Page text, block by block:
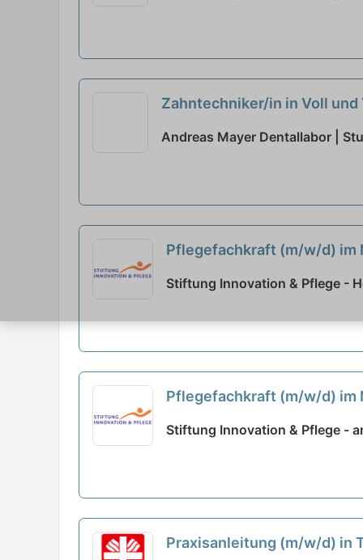
Zahntechniker/in in Voll und
Andreas Mayer Dentallabor |
Pflegefachkraft (m/w/d) im
Stiftung Innovation & Pflege -
Pflegefachkraft (m/w/d) im
Stiftung Innovation & Pflege -
Praxisanleitung (m/w/d) in